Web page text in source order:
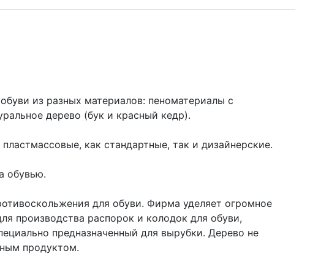
из разных материалов: пеноматериалы с
дерево (бук и красный кедр).
как стандартные, так и дизайнерские.
обувью.
для обуви. Фирма уделяет огромное
производства распорок и колодок для обуви,
предназначенный для вырубки. Дерево не
продуктом.